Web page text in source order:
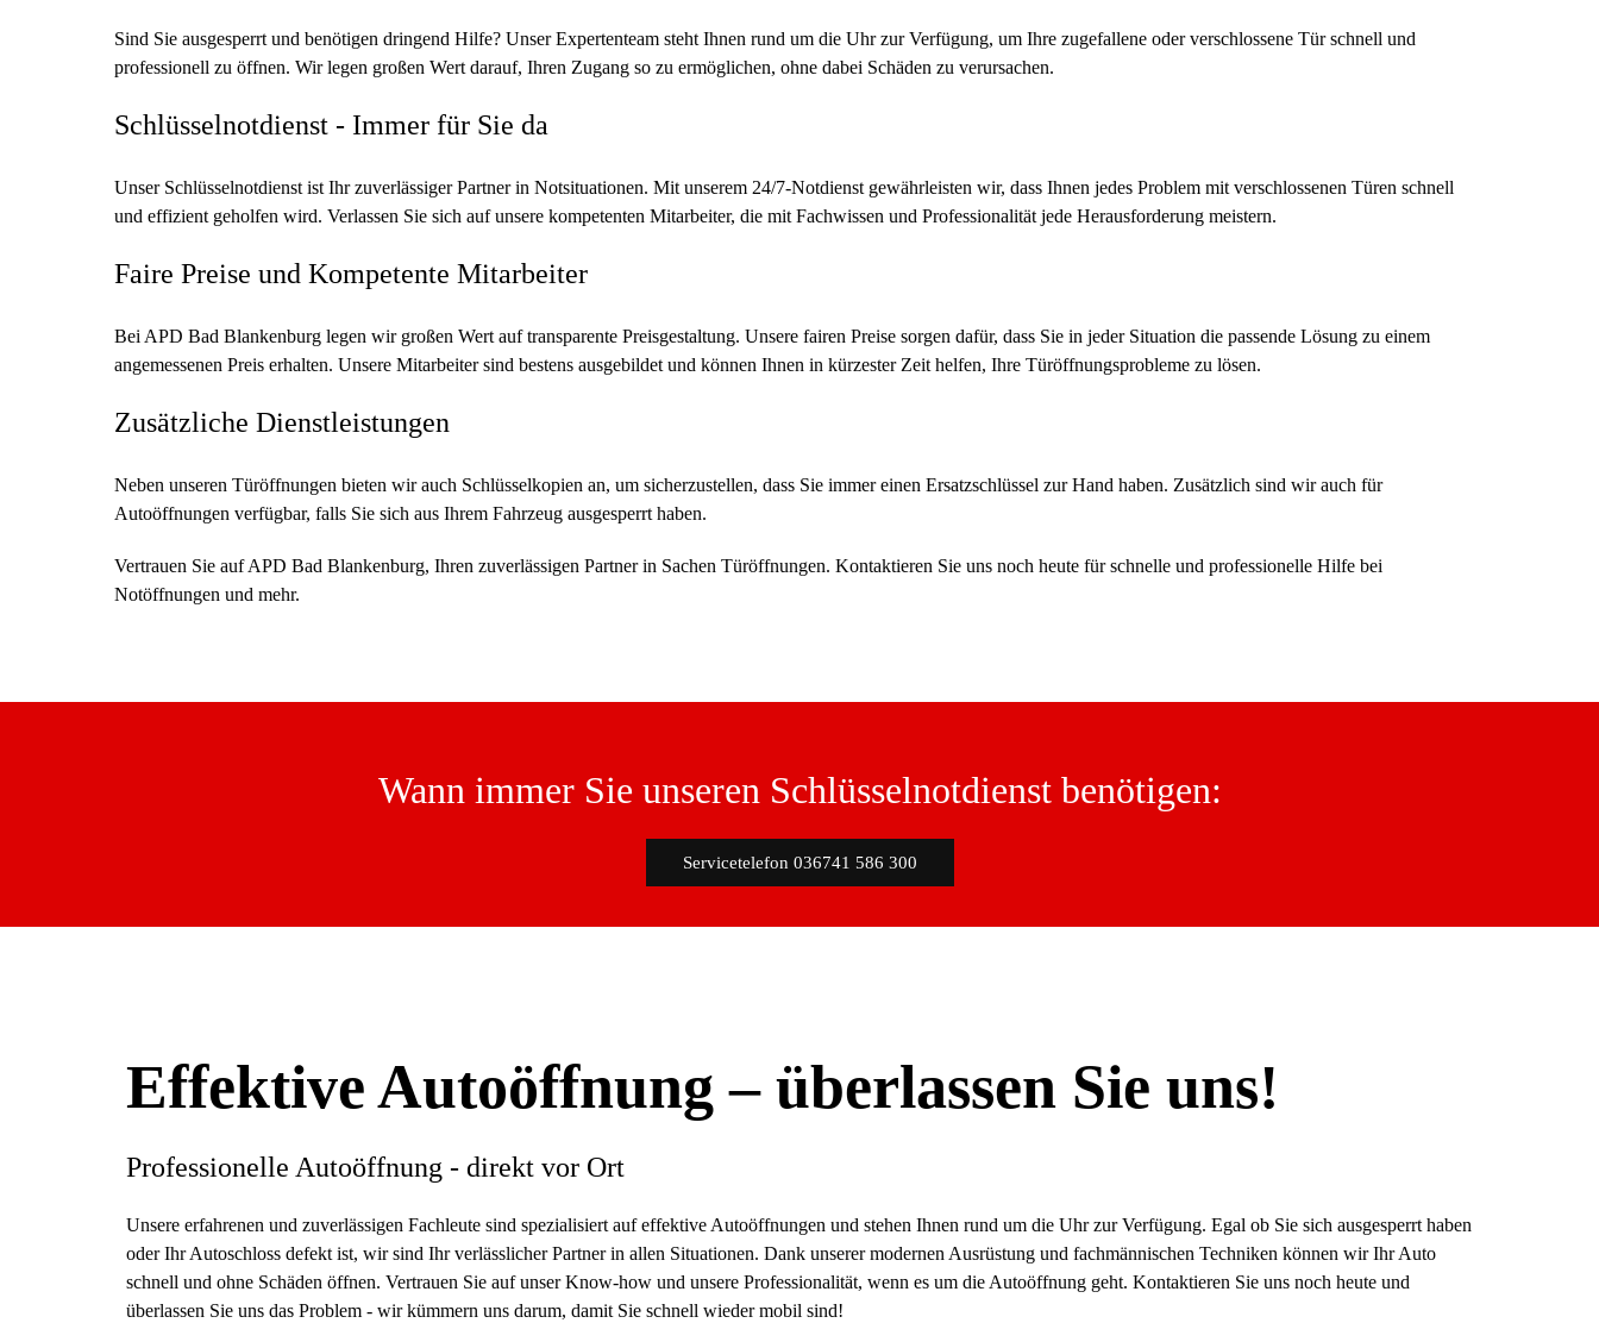
Sind Sie ausgesperrt und benötigen dringend Hilfe? Unser Expertenteam steht Ihnen rund um die Uhr zur Verfügung, um Ihre zugefallene oder verschlossene Tür schnell und
professionell zu öffnen. Wir legen großen Wert darauf, Ihren Zugang so zu ermöglichen, ohne dabei Schäden zu verursachen.
Schlüsselnotdienst - Immer für Sie da
Unser Schlüsselnotdienst ist Ihr zuverlässiger Partner in Notsituationen. Mit unserem 24/7-Notdienst gewährleisten wir, dass Ihnen jedes Problem mit verschlossenen Türen schnell
und effizient geholfen wird. Verlassen Sie sich auf unsere kompetenten Mitarbeiter, die mit Fachwissen und Professionalität jede Herausforderung meistern.
Faire Preise und Kompetente Mitarbeiter
Bei APD Bad Blankenburg legen wir großen Wert auf transparente Preisgestaltung. Unsere fairen Preise sorgen dafür, dass Sie in jeder Situation die passende Lösung zu einem
angemessenen Preis erhalten. Unsere Mitarbeiter sind bestens ausgebildet und können Ihnen in kürzester Zeit helfen, Ihre Türöffnungsprobleme zu lösen.
Zusätzliche Dienstleistungen
Neben unseren Türöffnungen bieten wir auch Schlüsselkopien an, um sicherzustellen, dass Sie immer einen Ersatzschlüssel zur Hand haben. Zusätzlich sind wir auch für
Autoöffnungen verfügbar, falls Sie sich aus Ihrem Fahrzeug ausgesperrt haben.
Vertrauen Sie auf APD Bad Blankenburg, Ihren zuverlässigen Partner in Sachen Türöffnungen. Kontaktieren Sie uns noch heute für schnelle und professionelle Hilfe bei
Notöffnungen und mehr.
Wann immer Sie unseren Schlüsselnotdienst benötigen:
Servicetelefon 036741 586 300
Effektive Autoöffnung – überlassen Sie uns!
Professionelle Autoöffnung - direkt vor Ort
Unsere erfahrenen und zuverlässigen Fachleute sind spezialisiert auf effektive Autoöffnungen und stehen Ihnen rund um die Uhr zur Verfügung. Egal ob Sie sich ausgesperrt haben
oder Ihr Autoschloss defekt ist, wir sind Ihr verlässlicher Partner in allen Situationen. Dank unserer modernen Ausrüstung und fachmännischen Techniken können wir Ihr Auto
schnell und ohne Schäden öffnen. Vertrauen Sie auf unser Know-how und unsere Professionalität, wenn es um die Autoöffnung geht. Kontaktieren Sie uns noch heute und
überlassen Sie uns das Problem - wir kümmern uns darum, damit Sie schnell wieder mobil sind!